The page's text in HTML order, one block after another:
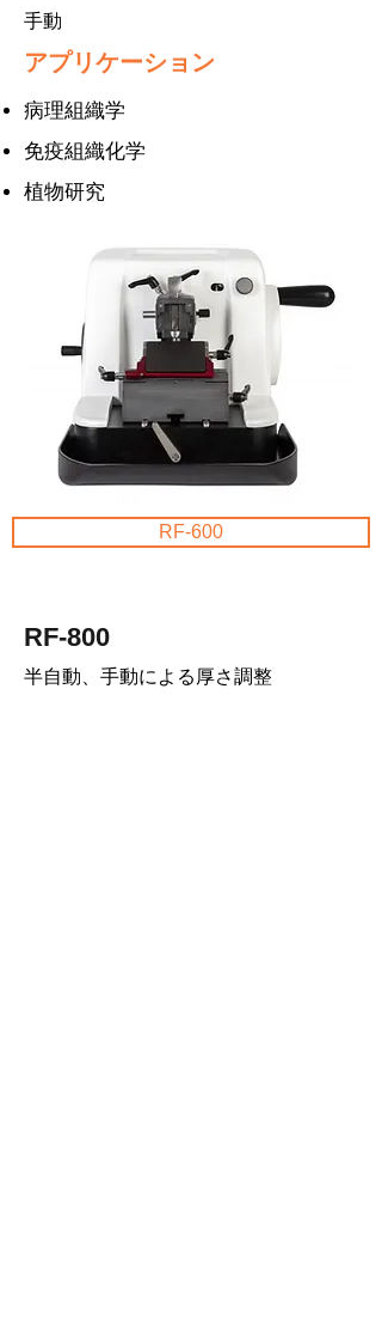
手動
アプリケーション
病理組織学
免疫組織化学
植物研究
RF-600
RF-800
半自動、手動による厚さ調整